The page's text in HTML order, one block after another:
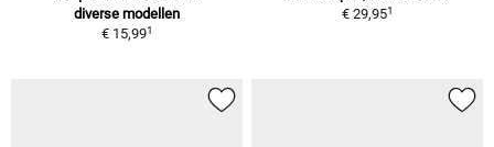
diverse modellen
€ 15,991
€ 29,951